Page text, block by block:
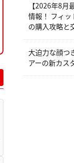
【2026年8
情報！ フィ
の購入攻略と
大迫力な顔つ
アーの新カス